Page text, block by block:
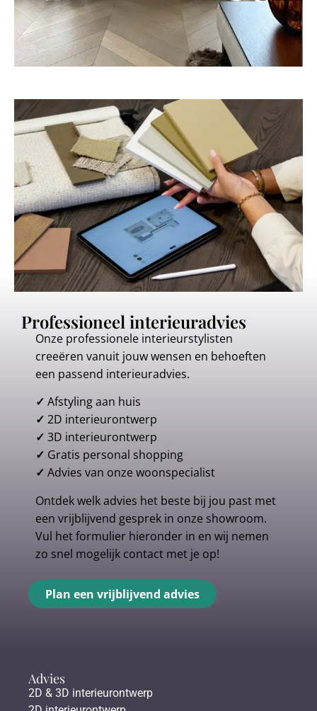
Professioneel interieuradvies
Onze professionele interieurstylisten
creeëren vanuit jouw wensen en behoeften
een passend interieuradvies.
✓ Afstyling aan huis
✓ 2D interieurontwerp
✓ 3D interieurontwerp
✓ Gratis personal shopping
✓ Advies van onze woonspecialist
Ontdek welk advies het beste bij jou past met
een vrijblijvend gesprek in onze showroom.
Vul het formulier hieronder in en wij nemen
zo snel mogelijk contact met je op!
Plan een vrijblijvend advies
Advies
2D & 3D interieurontwerp